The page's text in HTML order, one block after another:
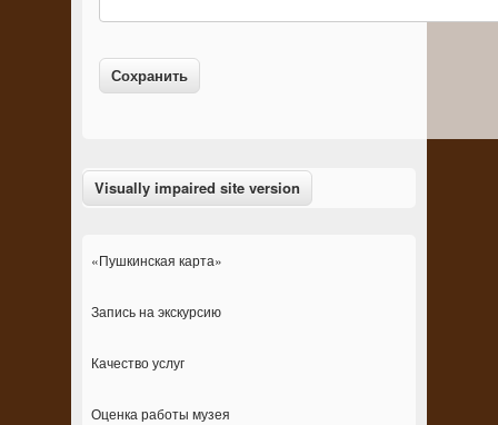
Вертикальные вкладки
«Пушкинская карта»
Запись на экскурсию
Качество услуг
Оценка работы музея